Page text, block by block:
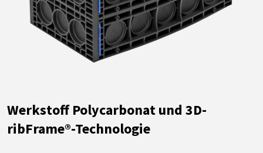
Werkstoff Polycarbonat und 3D-
ribFrame®-Technologie